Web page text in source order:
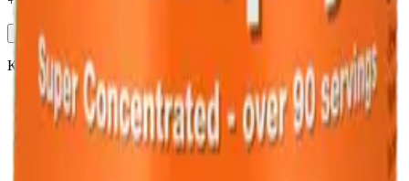
Уведомить
Клиентам
Каталог
Бренды
Подбор по веществам
Оплата заказов